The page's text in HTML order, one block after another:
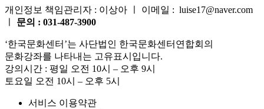
개인정보 책임관리자 : 이상아 ㅣ 이메일 : luise17@naver.com
문의 : 031-487-3900
‘한국문화센터’는 사단법인 한국문화센터연합회의
문화강좌를 나타내는 고유표시입니다.
강의시간 : 평일 오전 10시 – 오후 9시
토요일 오전 10시 – 오후 5시
서비스 이용약관